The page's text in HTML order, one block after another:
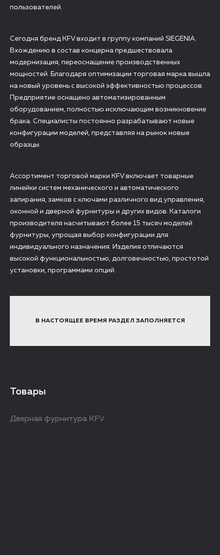
пользователей.
Сегодня бренд KFV входит в группу компаний SIEGENIA.
Вхождению в состав концерна предшествовала
модернизация, переоснащение производственных
мощностей. Благодаря оптимизации торговая марка вышла
на новый уровень с высокой эффективностью процессов.
Предприятие оснащено автоматизированным
оборудованием, полностью исключающим возникновение
брака. Специалисты постоянно разрабатывают новые
конфигурации моделей, представляя на рынок новые
образцы.
Ассортимент торговой марки KFV включает товарные
линейки систем механического и автоматического
запирания, замков с ключами различного вид управления,
оконной и дверной фурнитуры и других видов. Каталоги
производителя насчитывают более 15 тысяч моделей
фурнитуры, упрощая выбор конфигурации для
индивидуального назначения. Изделия отличаются
высокой функциональностью, долговечностью, простотой
установки, программами опций.
В НАСТОЯЩЕЕ ВРЕМЯ РАЗДЕЛ ЗАПОЛНЯЕТСЯ
Товары
Дверная фурнитура KFV